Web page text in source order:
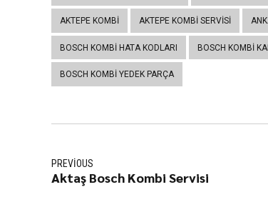
AKTEPE KOMBI AKTEPE KOMBI SERVISI
BOSCH KOMBI HATA KODLARI BOSCH KOMBI
BOSCH KOMBI YEDEK PARÇA
PREVIOUS
Aktaş Bosch Kombi Servisi